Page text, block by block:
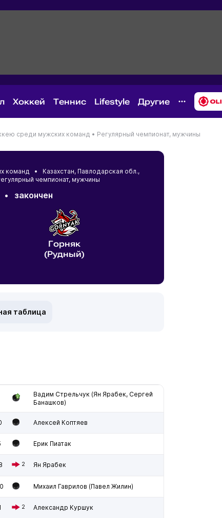
Хоккей Теннис Lifestyle Другие
среди мужских команд • Регулярный чемпионат, мужчины
команд • Казахстан, Павлодарская обл.,
чемпионат, мужчины
• закончен
Горняк
(Рудный)
таблица
Вадим Стрельчук (Ян Ярабек, Сергей
Банашков)
Алексей Коптяев
Ерик Пиатак
2 Ян Ярабек
Михаил Гаврилов (Павел Жилин)
2 Александр Куршук